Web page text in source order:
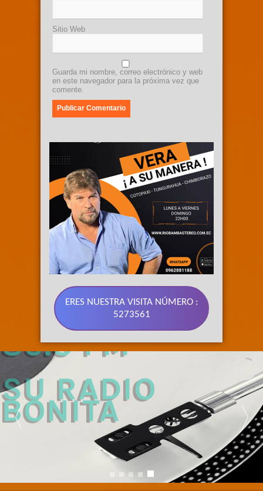
Sitio Web
Guarda mi nombre, correo electrónico y web
en este navegador para la próxima vez que
comente.
ERES NUESTRA VISITA NÚMERO :
5273561
89.3 FM
SU RADIO
BONITA